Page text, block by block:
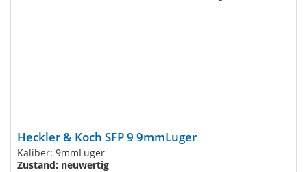
Heckler & Koch SFP 9 9mmLuger
Kaliber: 9mmLuger
Zustand: neuwertig